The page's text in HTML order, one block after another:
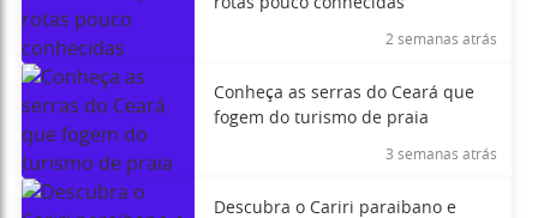
rotas pouco conhecidas
2 semanas atrás
Conheça as serras do Ceará que
fogem do turismo de praia
3 semanas atrás
Descubra o Cariri paraibano e